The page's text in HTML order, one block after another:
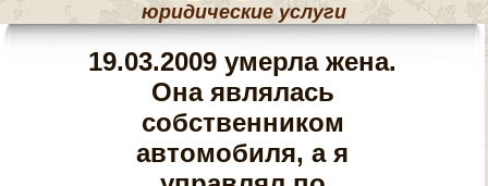
РЕГИСТРАЦИЯ И
ЛИКВИДАЦИЯ ООО
И ИП
КОНТАКТЫ
юридические услуги
19.03.2009 умерла жена.
Она являлась
собственником
автомобиля, а я